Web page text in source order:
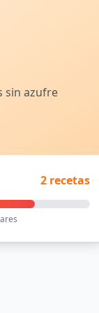
sin azufre
2 recetas